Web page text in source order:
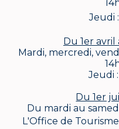
Jeudi
Du 1er
Mardi, mercredi,
Jeudi
Du 1er
Du mardi au
L'Office de